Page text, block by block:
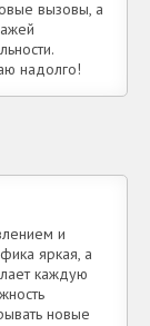
вызовы, а
надолго!
и
яркая, а
каждую
новые